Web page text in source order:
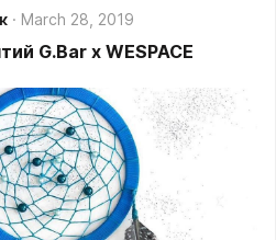
March 28, 2019
G.Bar x WESPACE